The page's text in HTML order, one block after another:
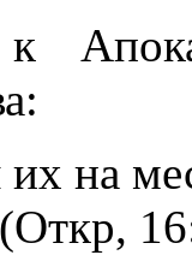
к
на